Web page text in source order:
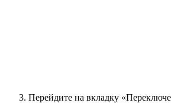
Перейдите на вкладку